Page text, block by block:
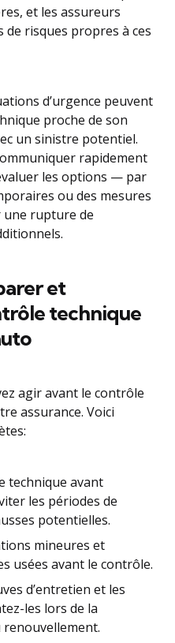
et les assureurs
risques propres à ces
d’urgence peuvent
proche de son
un sinistre potentiel.
rapidement
les options — par
ou des mesures
une rupture de
et
technique
agir avant le contrôle
assurance. Voici
technique avant
les périodes de
potentielles.
mineures et
usées avant le contrôle.
d’entretien et les
les lors de la